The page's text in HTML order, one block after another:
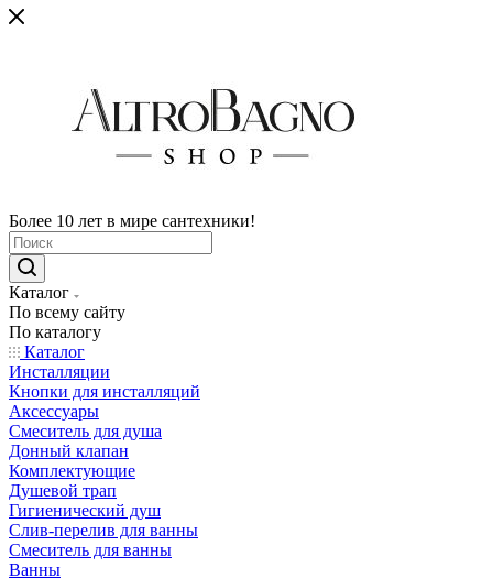
Более 10 лет в мире сантехники!
Каталог
По всему сайту
По каталогу
Каталог
Инсталляции
Кнопки для инсталляций
Аксессуары
Смеситель для душа
Донный клапан
Комплектующие
Душевой трап
Гигиенический душ
Слив-перелив для ванны
Смеситель для ванны
Ванны